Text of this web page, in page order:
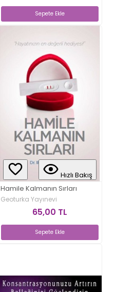
Sepete Ekle
Hızlı Bakış
Hamile Kalmanın Sırları
Geoturka Yayınevi
65,00 TL
Sepete Ekle